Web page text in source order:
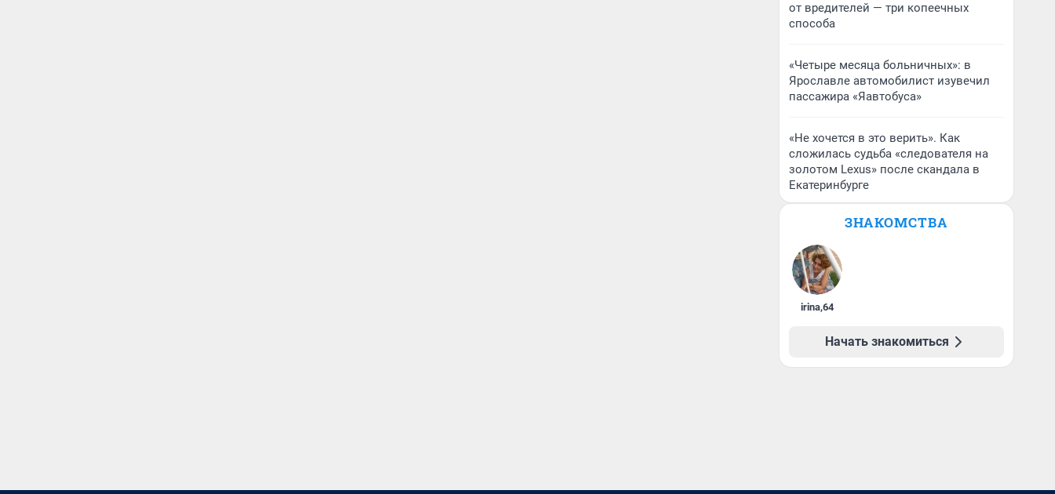
от вредителей — три копеечных
способа
«Четыре месяца больничных»: в
Ярославле автомобилист изувечил
пассажира «Яавтобуса»
«Не хочется в это верить». Как
сложилась судьба «следователя на
золотом Lexus» после скандала в
Екатеринбурге
ЗНАКОМСТВА
irina,64
Начать знакомиться